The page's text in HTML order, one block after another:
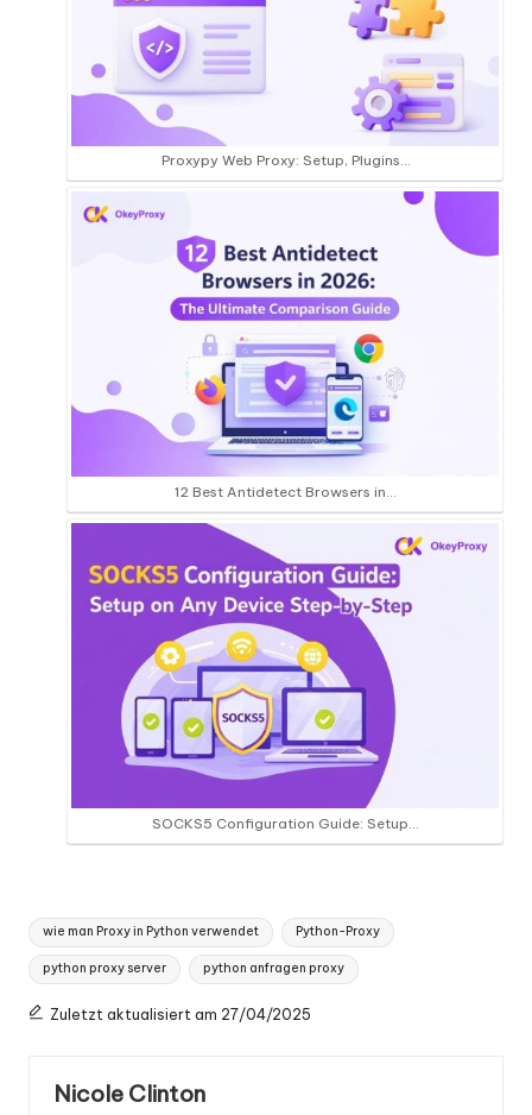
Proxypy Web Proxy: Setup, Plugins…
12 Best Antidetect Browsers in…
SOCKS5 Configuration Guide: Setup…
Tags:
wie man Proxy in Python verwendet Python-Proxy
python proxy server python anfragen proxy
Zuletzt aktualisiert am 27/04/2025
Nicole Clinton